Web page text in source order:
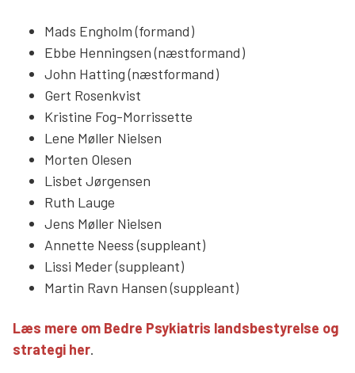
Mads Engholm (formand)
Ebbe Henningsen (næstformand)
John Hatting (næstformand)
Gert Rosenkvist
Kristine Fog-Morrissette
Lene Møller Nielsen
Morten Olesen
Lisbet Jørgensen
Ruth Lauge
Jens Møller Nielsen
Annette Neess (suppleant)
Lissi Meder (suppleant)
Martin Ravn Hansen (suppleant)
Læs mere om Bedre Psykiatris landsbestyrelse og
strategi her.